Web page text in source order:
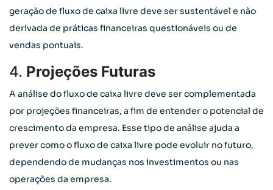
geração de fluxo de caixa livre deve ser sustentável e não
derivada de práticas financeiras questionáveis ou de
vendas pontuais.
4. Projeções Futuras
A análise do fluxo de caixa livre deve ser complementada
por projeções financeiras, a fim de entender o potencial de
crescimento da empresa. Esse tipo de análise ajuda a
prever como o fluxo de caixa livre pode evoluir no futuro,
dependendo de mudanças nos investimentos ou nas
operações da empresa.